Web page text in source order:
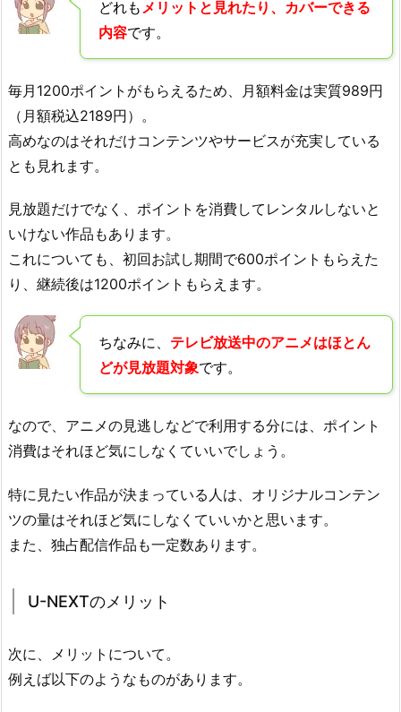
どれも メリットと見れたり、カバーできる
内容です。
毎月1200ポイントがもらえるため、月額料金は実質989円
（月額税込2189円）。
高めなのはそれだけコンテンツやサービスが充実している
とも見れます。
見放題だけでなく、ポイントを消費してレンタルしないと
いけない作品もあります。
これについても、初回お試し期間で600ポイントもらえた
り、継続後は1200ポイントもらえます。
ちなみに、 テレビ放送中のアニメはほとん
どが見放題対象です。
なので、アニメの見逃しなどで利用する分には、ポイント
消費はそれほど気にしなくていいでしょう。
特に見たい作品が決まっている人は、オリジナルコンテン
ツの量はそれほど気にしなくていいかと思います。
また、独占配信作品も一定数あります。
U-NEXTのメリット
次に、メリットについて。
例えば以下のようなものがあります。